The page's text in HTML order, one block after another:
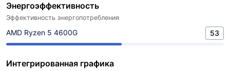
Энергоэффективность
Эффективность энергопотребления
AMD Ryzen 5 4600G 53
Интегрированная графика